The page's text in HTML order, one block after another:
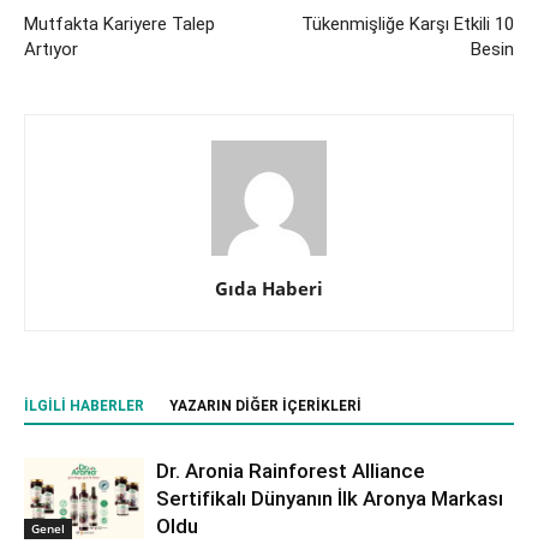
Mutfakta Kariyere Talep
Artıyor
Tükenmişliğe Karşı Etkili 10
Besin
Gıda Haberi
İLGILI HABERLER YAZARIN DIĞER İÇERIKLERI
Genel
Dr. Aronia Rainforest Alliance
Sertifikalı Dünyanın İlk Aronya Markası
Oldu